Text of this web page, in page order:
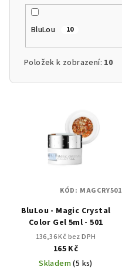
BluLou 10
Položek k zobrazení: 10
BluLou - Magic Crystal
Color Gel 5ml - 501
136,36 Kč bez DPH
165 Kč
Skladem(5 ks)
KÓD: MAGCRY501